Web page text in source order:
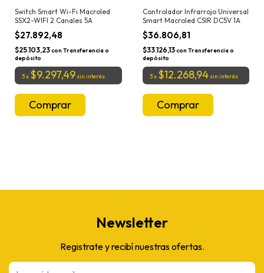
Switch Smart Wi-Fi Macroled
SSX2-WIFI 2 Canales 5A
$27.892,48
$25.103,23con Transferencia o
depósito
3x $9.297,49 sin interés
Controlador Infrarrojo Universal
Smart Macroled CSIR DC5V 1A
$36.806,81
$33.126,13con Transferencia o
depósito
3x $12.268,94 sin interés
Newsletter
Registrate y recibí nuestras ofertas.